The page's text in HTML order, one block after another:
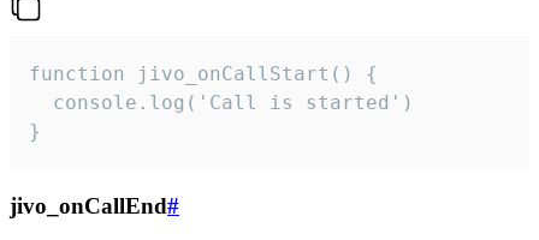
function jivo_onCallStart() {
  console.log('Call is started')
}
jivo_onCallEnd#